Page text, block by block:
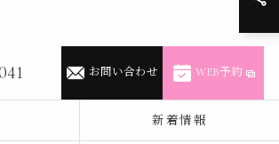
お問い合わせ WEB予約
新着情報